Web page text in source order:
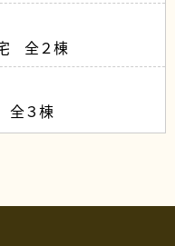
宅 全２棟
全３棟